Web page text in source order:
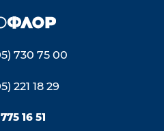
730 75 00
221 18 29
16 51